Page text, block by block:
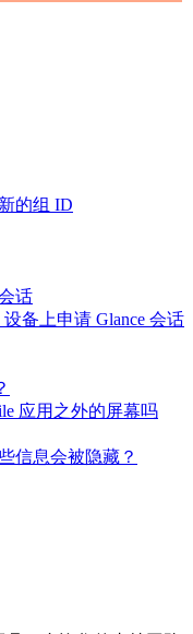
的组 ID
话
设备上申请 Glance 会话
应用之外的屏幕吗
信息会被隐藏？